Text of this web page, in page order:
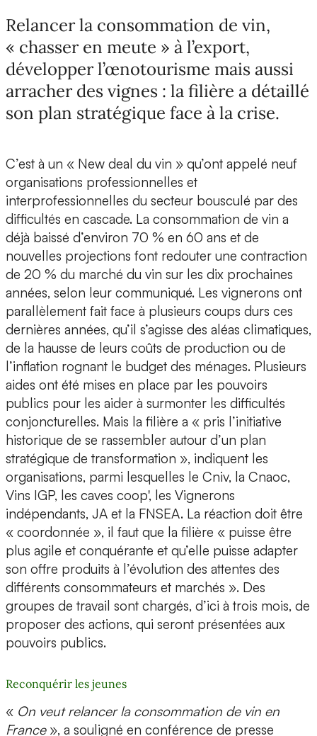
Relancer la consommation de vin,
« chasser en meute » à l’export,
développer l’œnotourisme mais aussi
arracher des vignes : la filière a détaillé
son plan stratégique face à la crise.
C’est à un « New deal du vin » qu’ont appelé neuf
organisations professionnelles et
interprofessionnelles du secteur bousculé par des
difficultés en cascade. La consommation de vin a
déjà baissé d’environ 70 % en 60 ans et de
nouvelles projections font redouter une contraction
de 20 % du marché du vin sur les dix prochaines
années, selon leur communiqué. Les vignerons ont
parallèlement fait face à plusieurs coups durs ces
dernières années, qu’il s’agisse des aléas climatiques,
de la hausse de leurs coûts de production ou de
l’inflation rognant le budget des ménages. Plusieurs
aides ont été mises en place par les pouvoirs
publics pour les aider à surmonter les difficultés
conjoncturelles. Mais la filière a « pris l’initiative
historique de se rassembler autour d’un plan
stratégique de transformation », indiquent les
organisations, parmi lesquelles le Cniv, la Cnaoc,
Vins IGP, les caves coop', les Vignerons
indépendants, JA et la FNSEA. La réaction doit être
« coordonnée », il faut que la filière « puisse être
plus agile et conquérante et qu’elle puisse adapter
son offre produits à l’évolution des attentes des
différents consommateurs et marchés ». Des
groupes de travail sont chargés, d’ici à trois mois, de
proposer des actions, qui seront présentées aux
pouvoirs publics.
Reconquérir les jeunes
« On veut relancer la consommation de vin en
France», a souligné en conférence de presse